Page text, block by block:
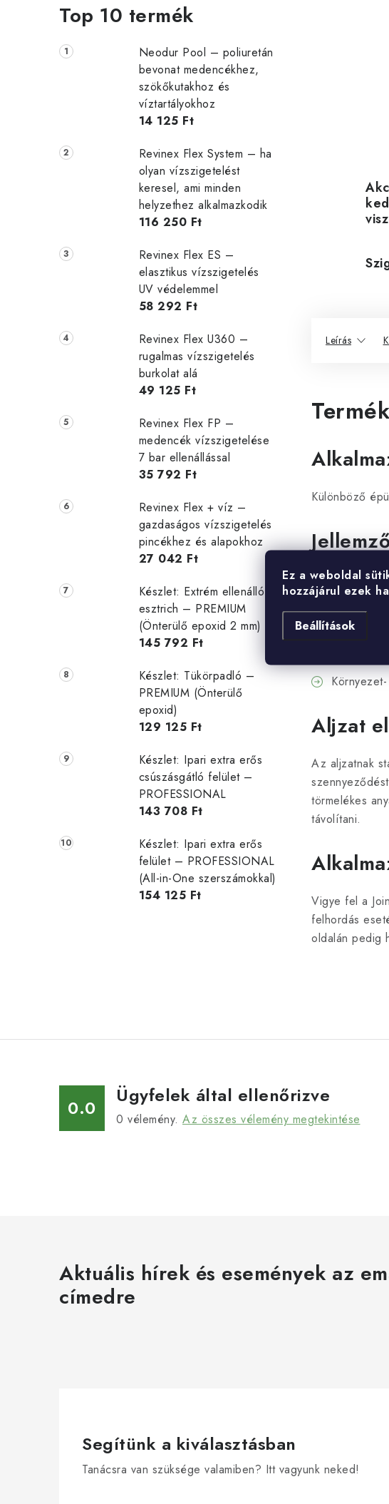
Ez a weboldal
hozzájárul ezek
Beállítások
Top 10 termék
Neodur Pool – poliuretán
bevonat medencékhez,
szökőkutakhoz és
víztartályokhoz
14 125 Ft
Revinex Flex System – ha
olyan vízszigetelést
keresel, ami minden
helyzethez alkalmazkodik
116 250 Ft
Revinex Flex ES –
elasztikus vízszigetelés
UV védelemmel
58 292 Ft
Revinex Flex U360 –
rugalmas vízszigetelés
burkolat alá
49 125 Ft
Revinex Flex FP –
medencék vízszigetelése
7 bar ellenállással
35 792 Ft
Revinex Flex + víz –
gazdaságos vízszigetelés
pincékhez és alapokhoz
27 042 Ft
Készlet: Extrém ellenálló
esztrich – PREMIUM
(Önterülő epoxid 2 mm)
145 792 Ft
Készlet: Tükörpadló –
PREMIUM (Önterülő
epoxid)
129 125 Ft
Készlet: Ipari extra erős
csúszásgátló felület –
PROFESSIONAL
143 708 Ft
Készlet: Ipari extra erős
felület – PROFESSIONAL
(All-in-One szerszámokkal)
154 125 Ft
Leírás
Különböző
Nagy
Ellenálló a
Kiváló
Aljzat
Az aljzatnak
törmelékes
távolítani.
Vigye fel a
felhordás
oldalán pedig
0.0
Ügyfelek által ellenőrizve
0 vélemény. Az összes vélemény megtekintése
Aktuális hírek és események az
címedre
Segítünk a kiválasztásban
Tanácsra van szüksége valamiben? Itt vagyunk neked!